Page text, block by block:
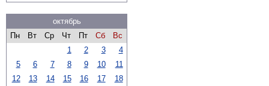
октябрь
Пн
Вт Ср Чт Пт Сб
Вс
1
2 3
4
5
6 7 8 9 10
11
12
13 14 15 16 17
18